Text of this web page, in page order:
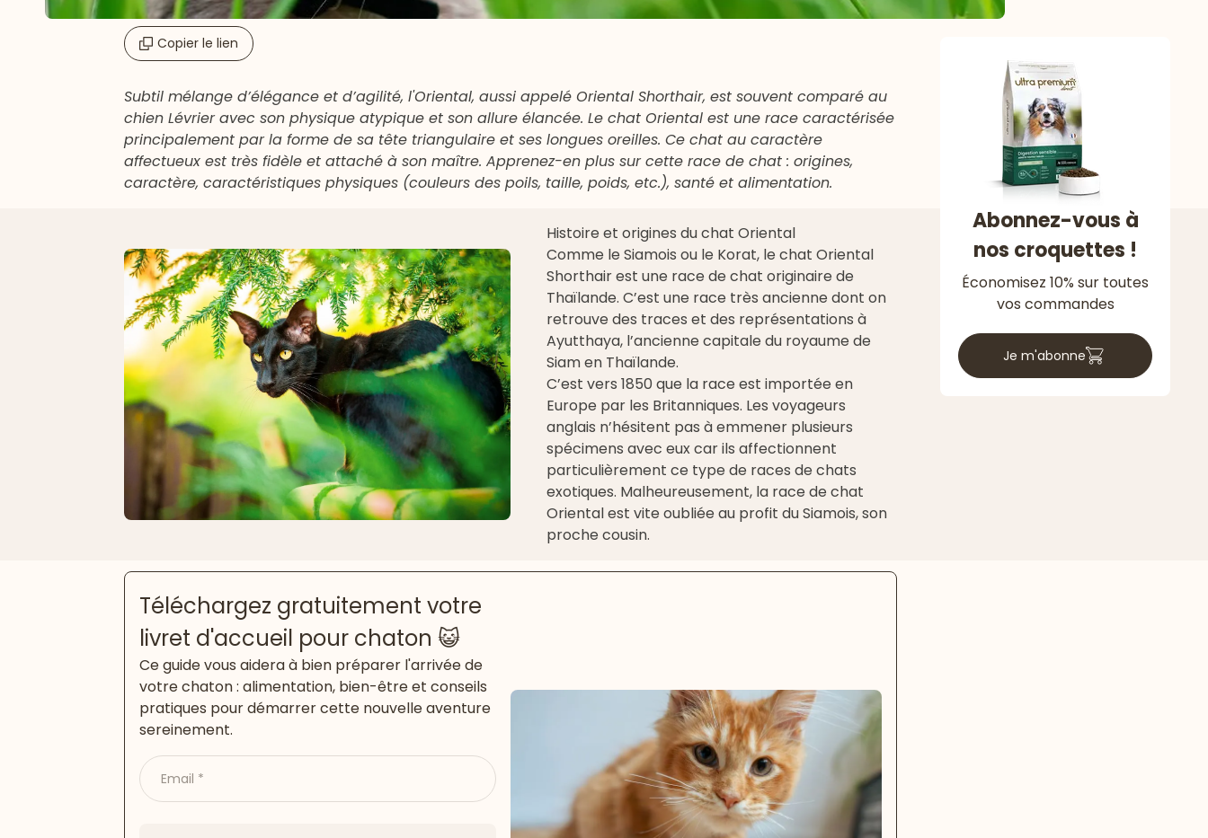
Copier le lien
Subtil mélange d’élégance et d’agilité, l'Oriental, aussi appelé Oriental Shorthair, est souvent comparé au
chien Lévrier avec son physique atypique et son allure élancée. Le chat Oriental est une race caractérisée
principalement par la forme de sa tête triangulaire et ses longues oreilles. Ce chat au caractère
affectueux est très fidèle et attaché à son maître. Apprenez-en plus sur cette race de chat : origines,
caractère, caractéristiques physiques (couleurs des poils, taille, poids, etc.), santé et alimentation.
Histoire et origines du chat Oriental
Comme le Siamois ou le Korat, le chat Oriental
Shorthair est une race de chat originaire de
Thaïlande. C’est une race très ancienne dont on
retrouve des traces et des représentations à
Ayutthaya, l’ancienne capitale du royaume de
Siam en Thaïlande.
C’est vers 1850 que la race est importée en
Europe par les Britanniques. Les voyageurs
anglais n’hésitent pas à emmener plusieurs
spécimens avec eux car ils affectionnent
particulièrement ce type de races de chats
exotiques. Malheureusement, la race de chat
Oriental est vite oubliée au profit du Siamois, son
proche cousin.
Téléchargez gratuitement votre
livret d'accueil pour chaton 😺
Ce guide vous aidera à bien préparer l'arrivée de
votre chaton : alimentation, bien-être et conseils
pratiques pour démarrer cette nouvelle aventure
sereinement.
Email
Abonnez-vous à
nos croquettes !
Économisez 10% sur toutes
vos commandes
Je m'abonne